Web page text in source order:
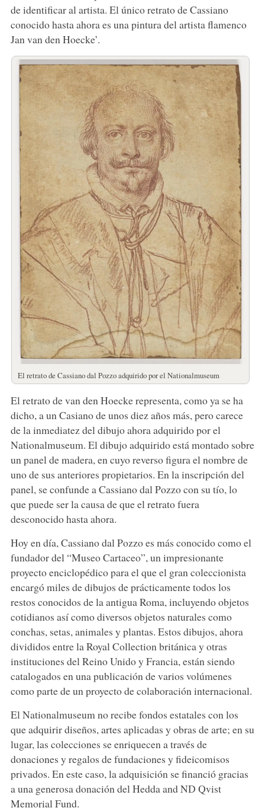
de identificar al artista. El único retrato de Cassiano
conocido hasta ahora es una pintura del artista flamenco
Jan van den Hoecke’.
El retrato de Cassiano dal Pozzo adquirido por el Nationalmuseum
El retrato de van den Hoecke representa, como ya se ha
dicho, a un Casiano de unos diez años más, pero carece
de la inmediatez del dibujo ahora adquirido por el
Nationalmuseum. El dibujo adquirido está montado sobre
un panel de madera, en cuyo reverso figura el nombre de
uno de sus anteriores propietarios. En la inscripción del
panel, se confunde a Cassiano dal Pozzo con su tío, lo
que puede ser la causa de que el retrato fuera
desconocido hasta ahora.
Hoy en día, Cassiano dal Pozzo es más conocido como el
fundador del “Museo Cartaceo”, un impresionante
proyecto enciclopédico para el que el gran coleccionista
encargó miles de dibujos de prácticamente todos los
restos conocidos de la antigua Roma, incluyendo objetos
cotidianos así como diversos objetos naturales como
conchas, setas, animales y plantas. Estos dibujos, ahora
divididos entre la Royal Collection británica y otras
instituciones del Reino Unido y Francia, están siendo
catalogados en una publicación de varios volúmenes
como parte de un proyecto de colaboración internacional.
El Nationalmuseum no recibe fondos estatales con los
que adquirir diseños, artes aplicadas y obras de arte; en su
lugar, las colecciones se enriquecen a través de
donaciones y regalos de fundaciones y fideicomisos
privados. En este caso, la adquisición se financió gracias
a una generosa donación del Hedda and ND Qvist
Memorial Fund.